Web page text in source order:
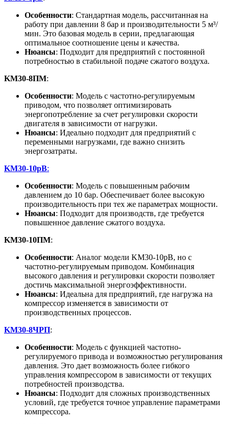
Особенности: Стандартная модель, рассчитанная на
работу при давлении 8 бар и производительности 5 м³/
мин. Это базовая модель в серии, предлагающая
оптимальное соотношение цены и качества.
Нюансы: Подходит для предприятий с постоянной
потребностью в стабильной подаче сжатого воздуха.
KM30-8ПМ:
Особенности: Модель с частотно-регулируемым
приводом, что позволяет оптимизировать
энергопотребление за счет регулировки скорости
двигателя в зависимости от нагрузки.
Нюансы: Идеально подходит для предприятий с
переменными нагрузками, где важно снизить
энергозатраты.
KM30-10рВ:
Особенности: Модель с повышенным рабочим
давлением до 10 бар. Обеспечивает более высокую
производительность при тех же параметрах мощности.
Нюансы: Подходит для производств, где требуется
повышенное давление сжатого воздуха.
KM30-10ПМ:
Особенности: Аналог модели KM30-10рВ, но с
частотно-регулируемым приводом. Комбинация
высокого давления и регулировки скорости позволяет
достичь максимальной энергоэффективности.
Нюансы: Идеальна для предприятий, где нагрузка на
компрессор изменяется в зависимости от
производственных процессов.
KM30-8ЧРП:
Особенности: Модель с функцией частотно-
регулируемого привода и возможностью регулирования
давления. Это дает возможность более гибкого
управления компрессором в зависимости от текущих
потребностей производства.
Нюансы: Подходит для сложных производственных
условий, где требуется точное управление параметрами
компрессора.